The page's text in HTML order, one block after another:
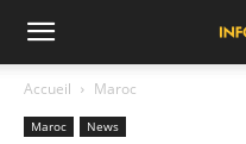
Accueil Maroc
Maroc News